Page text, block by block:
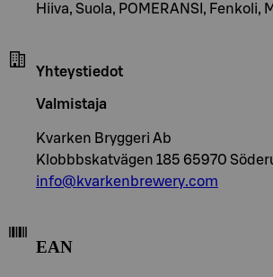
Hiiva, Suola, POMERANSI, Fenkoli,
Yhteystiedot
Valmistaja
Kvarken Bryggeri Ab
Klobbbskatvägen 185 65970
info@kvarkenbrewery.com
EAN